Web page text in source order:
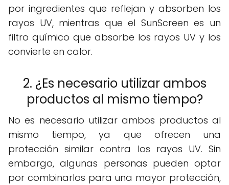
por ingredientes que reflejan y absorben los
rayos UV, mientras que el SunScreen es un
filtro químico que absorbe los rayos UV y los
convierte en calor.
2. ¿Es necesario utilizar ambos
productos al mismo tiempo?
No es necesario utilizar ambos productos al
mismo tiempo, ya que ofrecen una
protección similar contra los rayos UV. Sin
embargo, algunas personas pueden optar
por combinarlos para una mayor protección,